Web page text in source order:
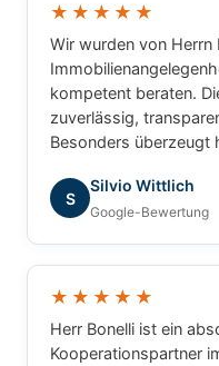
★★★★★
Wir wurden von Herrn
kompetent beraten.
zuverlässig,
Besonders überzeugt
Anliegen und das sehr
besonderen
des gesamten
und können Herrn
weiterempfehlen.
S
Silvio Wittlich
Google-Bewertung
★★★★★
Herr Bonelli ist ein
Kooperationspartner